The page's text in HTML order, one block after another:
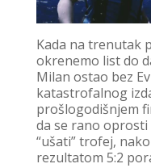
Kada na trenutak
okrenemo list do
Milan ostao bez
katastrofalnog
prošlogodišnjem
da se rano
“ušati” trofej,
rezultatom 5:2